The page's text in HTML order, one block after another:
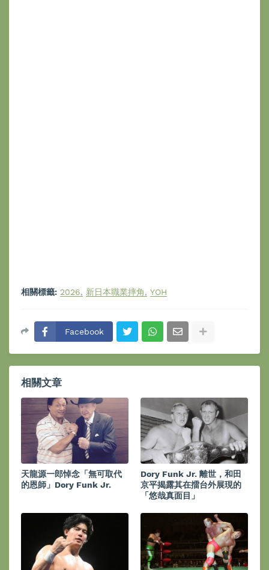
相關標籤: 2026 新日本職業摔角 YOH
Facebook
相關文章
天龍源一郎悼念「無可取代
的恩師」Dory Funk Jr.
Dory Funk Jr. 離世，和田
京平揭露其在擂台外展現的
「悠哉真面目」